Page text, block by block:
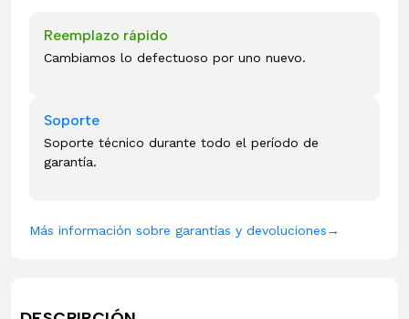
Reemplazo rápido
Cambiamos lo defectuoso por uno nuevo.
Soporte
Soporte técnico durante todo el período de
garantía.
Más información sobre garantías y devoluciones→